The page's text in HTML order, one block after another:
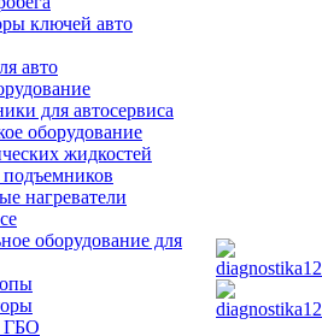
ключей авто
авто
для автосервиса
оборудование
жидкостей
подъемников
нагреватели
оборудование для
ГБО